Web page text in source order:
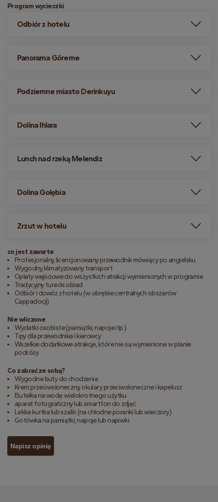
Program wycieczki
Odbiór z hotelu
Panorama Göreme
Podziemne miasto Derinkuyu
Dolina Ihlara
Lunch nad rzeką Melendiz
Dolina Gołębia
Zrzut w hotelu
co jest zawarte
Profesjonalny, licencjonowany przewodnik mówiący po angielsku
Wygodny, klimatyzowany transport
Opłaty wejściowe do wszystkich atrakcji wymienionych w programie
Tradycyjny turecki obiad
Odbiór i dowóz z hotelu (w obrębie centralnych obszarów
Cappadocji)
Nie wliczone
Wydatki osobiste (pamiątki, napoje itp.)
Tipy dla przewodnika i kierowcy
Wszelkie dodatkowe atrakcje, które nie są wymienione w planie
podróży
Co zabrać ze sobą?
Wygodne buty do chodzenia
Krem przeciwsłoneczny, okulary przeciwsłoneczne i kapelusz
Butelka na wodę wielokrotnego użytku
aparat fotograficzny lub smartfon do zdjęć
Lekka kurtka lub szalik (na chłodne poranki lub wieczory)
Gotówka na pamiątki, napoje lub napiwki
Napisz opinię